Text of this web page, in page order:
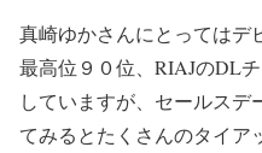
真崎ゆかさんにとってはデ
最高位９０位、RIAJのDL
していますが、セールス
てみるとたくさんのタイア